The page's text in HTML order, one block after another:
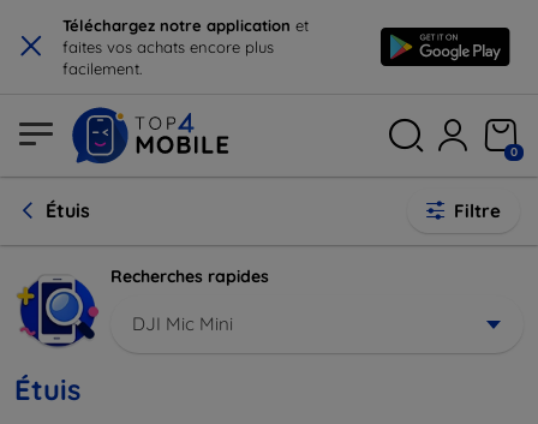
× Téléchargez notre application et
faites vos achats encore plus
facilement.
0
Étuis Filtre
Recherches rapides
DJI Mic Mini
Étuis